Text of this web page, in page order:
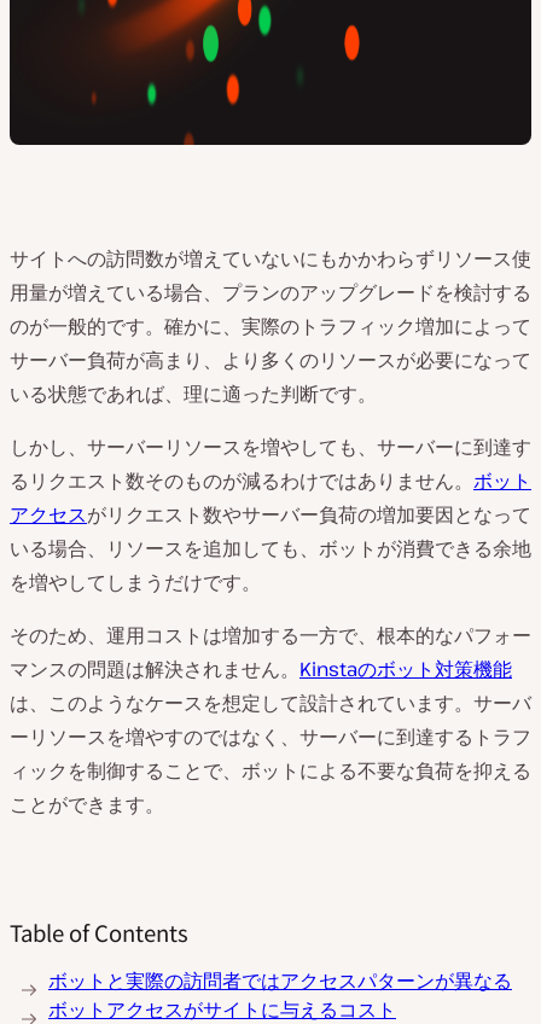
サイトへの訪問数が増えていないにもかかわらずリソース使
用量が増えている場合、プランのアップグレードを検討する
のが一般的です。確かに、実際のトラフィック増加によって
サーバー負荷が高まり、より多くのリソースが必要になって
いる状態であれば、理に適った判断です。
しかし、サーバーリソースを増やしても、サーバーに到達す
るリクエスト数そのものが減るわけではありません。 ボット
アクセスがリクエスト数やサーバー負荷の増加要因となって
いる場合、リソースを追加しても、ボットが消費できる余地
を増やしてしまうだけです。
そのため、運用コストは増加する一方で、根本的なパフォー
マンスの問題は解決されません。 Kinstaのボット対策機能
は、このようなケースを想定して設計されています。サーバ
ーリソースを増やすのではなく、サーバーに到達するトラフ
ィックを制御することで、ボットによる不要な負荷を抑える
ことができます。
Table of Contents
ボットと実際の訪問者ではアクセスパターンが異なる
ボットアクセスがサイトに与えるコスト